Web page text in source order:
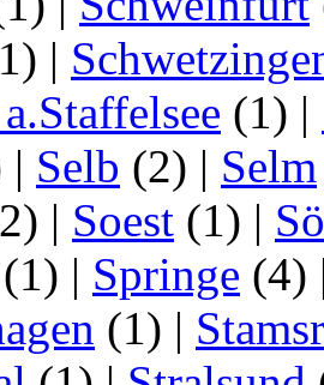
|
(1) |
| Selb (2) | Selm
| Soest (1) |
(1) | Springe (4)
(1) |